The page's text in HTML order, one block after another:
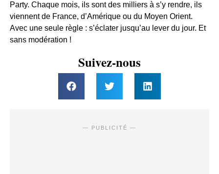
Party. Chaque mois, ils sont des milliers à s’y rendre, ils
viennent de France, d’Amérique ou du Moyen Orient.
Avec une seule règle : s’éclater jusqu’au lever du jour. Et
sans modération !
Suivez-nous
— PUBLICITÉ —